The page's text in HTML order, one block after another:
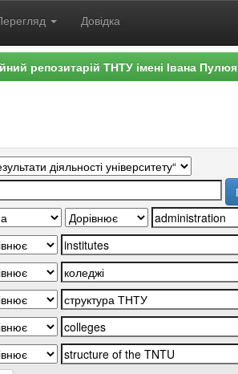
Довідка
репозитарій ТНТУ імені Івана Пулюя